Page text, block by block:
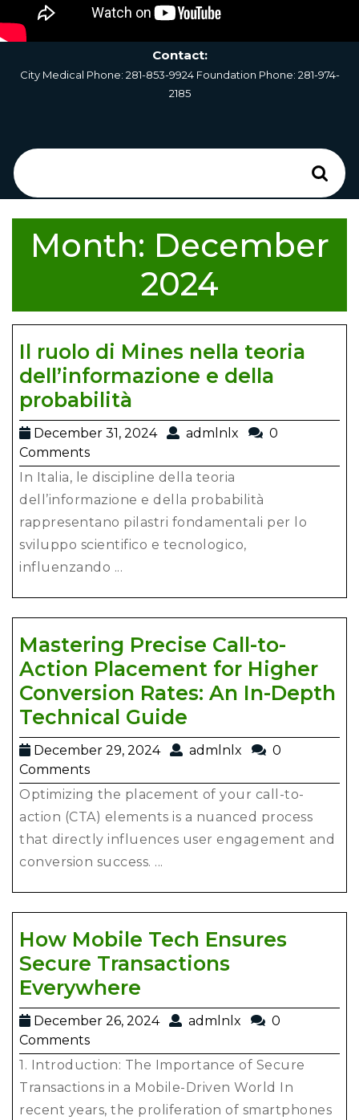
Contact:
City Medical Phone: 281-853-9924Foundation Phone: 281-974-
2185
for:
Month: December
2024
Il ruolo di Mines nella teoria
dell’informazione e della
probabilità
ruolo
Mines
nella
teoria
dell’informazione
della
probabilità
December 31, 2024
December
2024
admlnlx admlnlx
0
Comments
In Italia, le discipline della teoria
dell’informazione e della probabilità
rappresentano pilastri fondamentali per lo
sviluppo scientifico e tecnologico,
influenzando ...
Mastering Precise Call-to-
Action Placement for Higher
Conversion Rates: An In-Depth
Technical Guide
Precise
to-
Action
Placement
Conversion
Rates:
An
Depth
Technical
Guide
December 29, 2024
December
2024
admlnlx admlnlx
0
Comments
Optimizing the placement of your call-to-
action (CTA) elements is a nuanced process
that directly influences user engagement and
conversion success. ...
How Mobile Tech Ensures
Secure Transactions
Everywhere
Mobile
Tech
Ensures
Secure
Transactions
December 26, 2024
December
2024
admlnlx admlnlx
0
Comments
1. Introduction: The Importance of Secure
Transactions in a Mobile-Driven World In
recent years, the proliferation of smartphones